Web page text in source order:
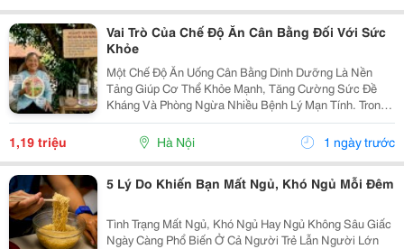
Vai Trò Của Chế Độ Ăn Cân Bằng Đối Với Sức
Khỏe
Một Chế Độ Ăn Uống Cân Bằng Dinh Dưỡng Là Nền
Tảng Giúp Cơ Thể Khỏe Mạnh, Tăng Cường Sức Đề
Kháng Và Phòng Ngừa Nhiều Bệnh Lý Mạn Tính. Trong
Bối Cảnh Ngày Càng Nhiều Người Quan Tâm Đến Lối
Sống Lành Mạnh, Việc Kết Hợp Dinh Dưỡng Với Các
Phương Pháp...
1,19 triệu Hà Nội 1 ngày trước
5 Lý Do Khiến Bạn Mất Ngủ, Khó Ngủ Mỗi Đêm
Tình Trạng Mất Ngủ, Khó Ngủ Hay Ngủ Không Sâu Giấc
Ngày Càng Phổ Biến Ở Cả Người Trẻ Lẫn Người Lớn